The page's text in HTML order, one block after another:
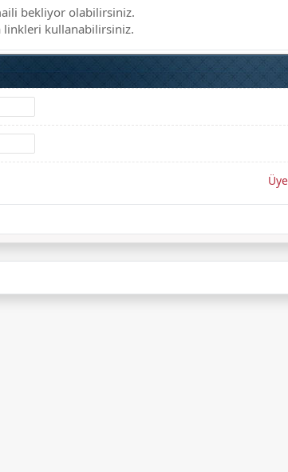
bekliyor olabilirsiniz.
linkleri kullanabilirsiniz.